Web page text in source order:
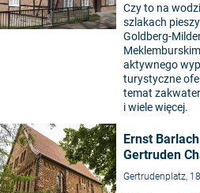
Czy to na
szlakach
Goldberg-
aktywnego
turystyczne
temat
i wiele więcej.
Ernst
Gertruden
Gertrudenplatz,